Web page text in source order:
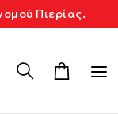
Πιερίας.